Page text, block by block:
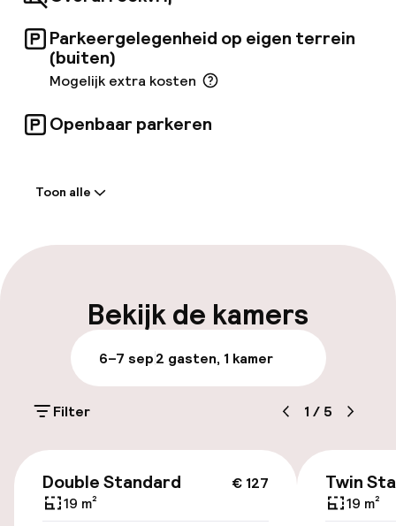
Parkeergelegenheid op eigen terrein
(buiten)
Mogelijk extra kosten
Openbaar parkeren
Laat uitchecken mogelijk
Bagageruimte
Parkeren & mobiliteit
(buiten)
Mogelijk extra kosten
Toon alle
Bekijk de kamers
6–7 sep2 gasten, 1 kamer
Filter 1 / 5
€ 127
Double Standard
19 m²
Twin
19 m²